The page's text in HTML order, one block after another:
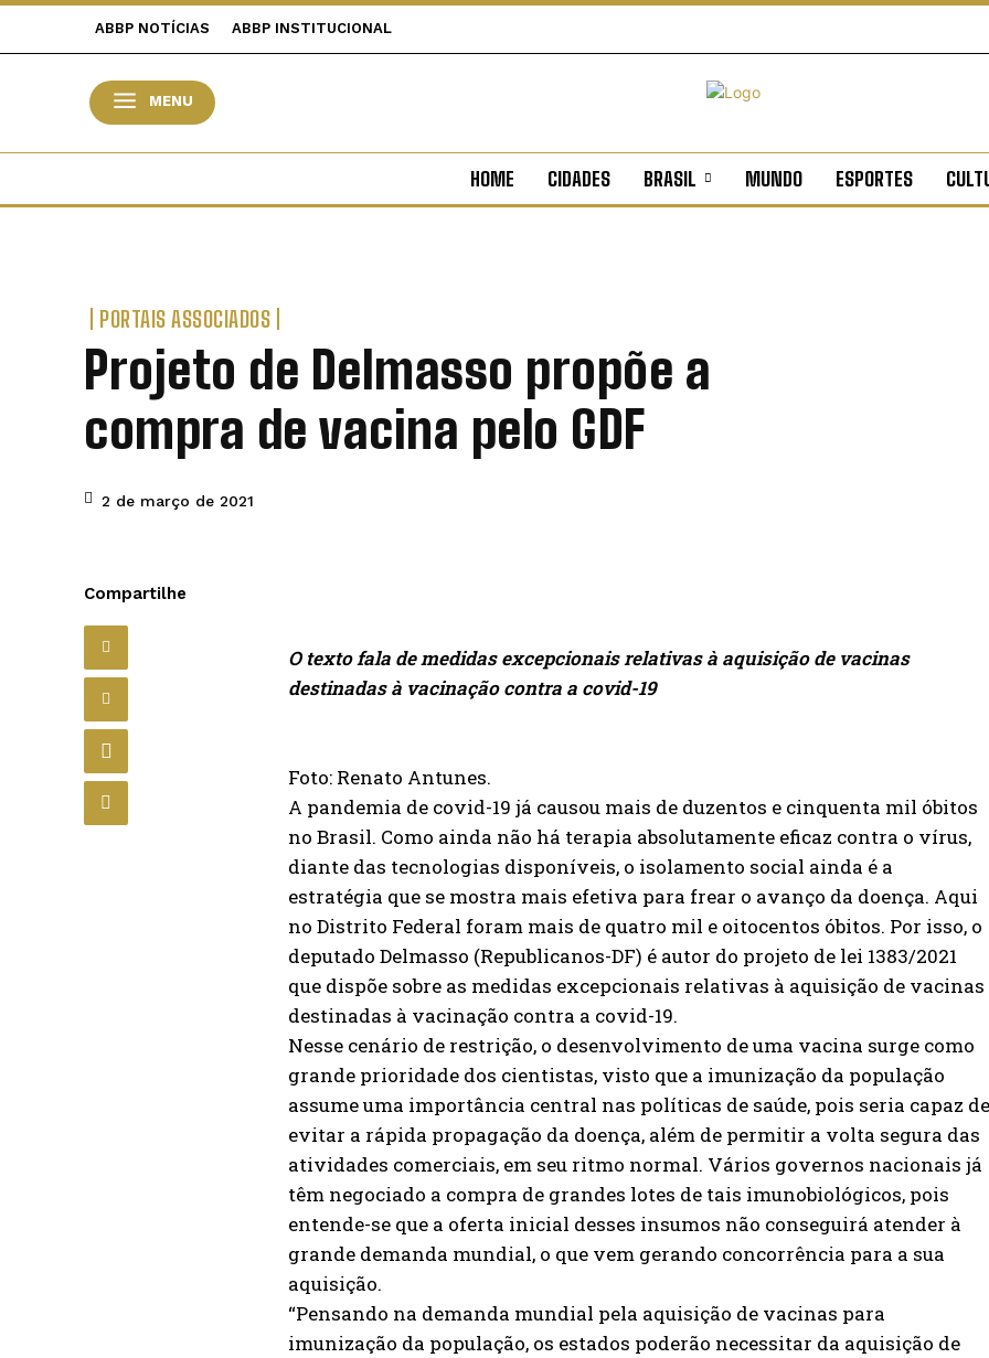
ABBP NOTÍCIAS ABBP INSTITUCIONAL
MENU
HOME CIDADES BRASIL MUNDO ESPORTES
PORTAIS ASSOCIADOS
Projeto de Delmasso propõe a
compra de vacina pelo GDF
2 de março de 2021
Compartilhe
O texto fala de medidas excepcionais relativas à aquisição de vacinas
destinadas à vacinação contra a covid-19
Foto: Renato Antunes.
A pandemia de covid-19 já causou mais de duzentos e cinquenta mil óbitos
no Brasil. Como ainda não há terapia absolutamente eficaz contra o vírus,
diante das tecnologias disponíveis, o isolamento social ainda é a
estratégia que se mostra mais efetiva para frear o avanço da doença. Aqui
no Distrito Federal foram mais de quatro mil e oitocentos óbitos. Por isso, o
deputado Delmasso (Republicanos-DF) é autor do projeto de lei 1383/2021
que dispõe sobre as medidas excepcionais relativas à aquisição de vacinas
destinadas à vacinação contra a covid-19.
Nesse cenário de restrição, o desenvolvimento de uma vacina surge como
grande prioridade dos cientistas, visto que a imunização da população
assume uma importância central nas políticas de saúde, pois seria capaz de
evitar a rápida propagação da doença, além de permitir a volta segura das
atividades comerciais, em seu ritmo normal. Vários governos nacionais já
têm negociado a compra de grandes lotes de tais imunobiológicos, pois
entende-se que a oferta inicial desses insumos não conseguirá atender à
grande demanda mundial, o que vem gerando concorrência para a sua
aquisição.
“Pensando na demanda mundial pela aquisição de vacinas para
imunização da população, os estados poderão necessitar da aquisição de